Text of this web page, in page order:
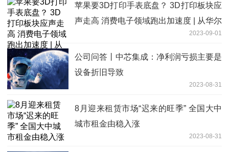
苹果要3D打印手表底盘？ 3D打印板块应
声走高 消费电子领域跑出加速度 | 从华尔
2023-09-01
公司问答丨中芯集成：净利润亏损主要是
设备折旧导致
2023-08-31
8月迎来租赁市场“迟来的旺季” 全国大中
城市租金由稳入涨
2023-08-31